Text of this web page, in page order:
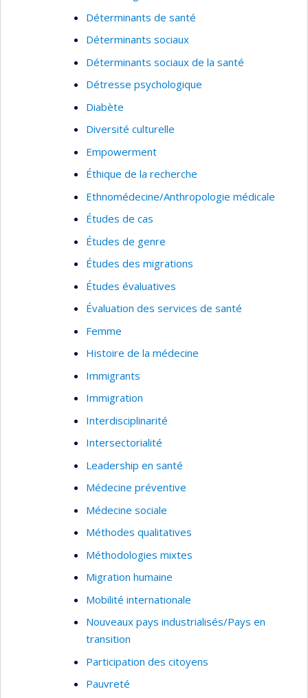
Déterminants de santé
Déterminants sociaux
Déterminants sociaux de la santé
Détresse psychologique
Diabète
Diversité culturelle
Empowerment
Éthique de la recherche
Ethnomédecine/Anthropologie médicale
Études de cas
Études de genre
Études des migrations
Études évaluatives
Évaluation des services de santé
Femme
Histoire de la médecine
Immigrants
Immigration
Interdisciplinarité
Intersectorialité
Leadership en santé
Médecine préventive
Médecine sociale
Méthodes qualitatives
Méthodologies mixtes
Migration humaine
Mobilité internationale
Nouveaux pays industrialisés/Pays en
transition
Participation des citoyens
Pauvreté